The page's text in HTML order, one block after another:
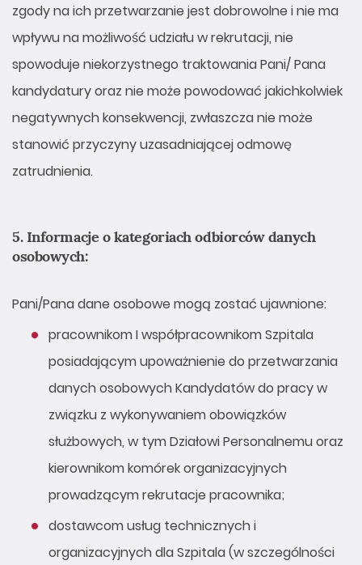
zgody na ich przetwarzanie jest dobrowolne i nie ma
wpływu na możliwość udziału w rekrutacji, nie
spowoduje niekorzystnego traktowania Pani/ Pana
kandydatury oraz nie może powodować jakichkolwiek
negatywnych konsekwencji, zwłaszcza nie może
stanowić przyczyny uzasadniającej odmowę
zatrudnienia.
5. Informacje o kategoriach odbiorców danych
osobowych:
Pani/Pana dane osobowe mogą zostać ujawnione:
pracownikom I współpracownikom Szpitala
posiadającym upoważnienie do przetwarzania
danych osobowych Kandydatów do pracy w
związku z wykonywaniem obowiązków
służbowych, w tym Działowi Personalnemu oraz
kierownikom komórek organizacyjnych
prowadzącym rekrutacje pracownika;
dostawcom usług technicznych i
organizacyjnych dla Szpitala (w szczególności